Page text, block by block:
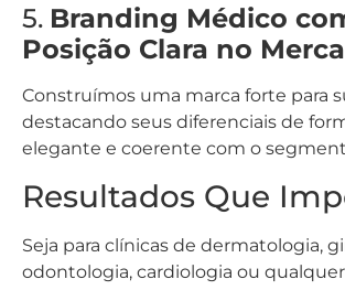
5. Branding Médico
Posição Clara no
Construímos uma marca forte para
destacando seus diferenciais de
elegante e coerente com o
Resultados Que
Seja para clínicas de dermatologia,
odontologia, cardiologia ou